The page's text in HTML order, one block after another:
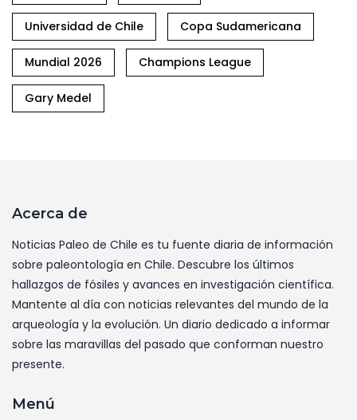
Universidad de Chile Copa Sudamericana
Mundial 2026 Champions League
Gary Medel
Acerca de
Noticias Paleo de Chile es tu fuente diaria de información
sobre paleontología en Chile. Descubre los últimos
hallazgos de fósiles y avances en investigación científica.
Mantente al día con noticias relevantes del mundo de la
arqueología y la evolución. Un diario dedicado a informar
sobre las maravillas del pasado que conforman nuestro
presente.
Menú